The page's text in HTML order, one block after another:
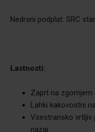
Nedrsni podplat: SRC
Lastnosti:
Zaprt na
Lahki kakovostni
Vsestransko vrtljiv
nazaj